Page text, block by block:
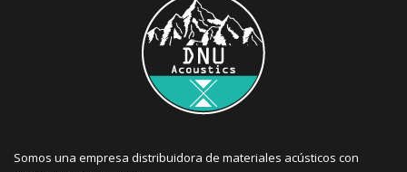
Somos una empresa distribuidora de materiales acústicos con